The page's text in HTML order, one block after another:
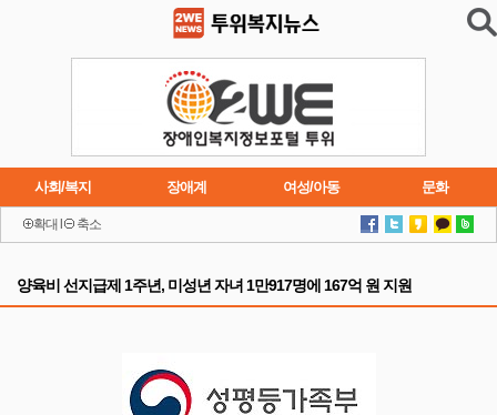
사회/복지 장애계 여성/아동 문화
이슈 연재소설
확대 축소
양육비 선지급제 1주년, 미성년 자녀 1만917명에 167억 원 지원